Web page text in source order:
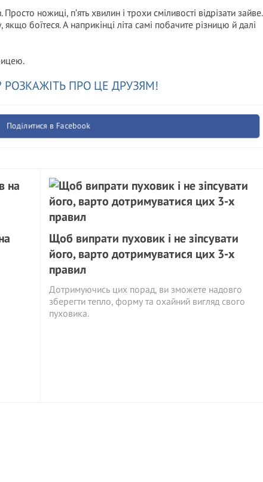
ножиці, п’ять хвилин і трохи сміливості відрізати зайве.
боїтеся. А наприкінці літа самі побачите різницю й далі
РОЗКАЖІТЬ ПРО ЦЕ ДРУЗЯМ!
Поділитися в Facebook
Щоб випрати пуховик і не зіпсувати
його, варто дотримуватися цих 3-х
правил
Дотримуючись цих порад, ви зможете надовго
зберегти тепло, форму та охайний вигляд свого
пуховика.